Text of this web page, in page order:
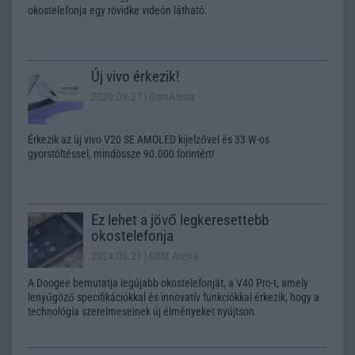
okostelefonja egy rövidke videón látható.
Új vivo érkezik!
2020.09.27 | GsmArena
Érkezik az új vivo V20 SE AMOLED kijelzővel és 33 W-os
gyorstöltéssel, mindössze 90.000 forintért!
Ez lehet a jövő legkeresettebb
okostelefonja
2024.06.21 | GSM Arena
A Doogee bemutatja legújabb okostelefonját, a V40 Pro-t, amely
lenyűgöző specifikációkkal és innovatív funkciókkal érkezik, hogy a
technológia szerelmeseinek új élményeket nyújtson.